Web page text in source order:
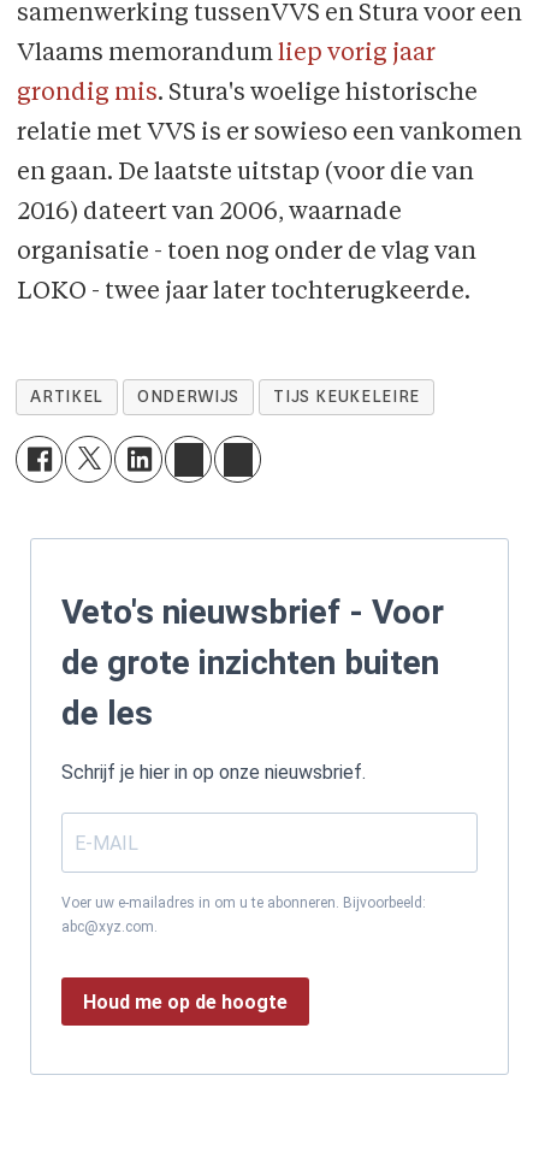
samenwerking tussenVVS en Stura voor een
Vlaams memorandum liep vorig jaar
grondig mis. Stura's woelige historische
relatie met VVS is er sowieso een vankomen
en gaan. De laatste uitstap (voor die van
2016) dateert van 2006, waarnade
organisatie - toen nog onder de vlag van
LOKO - twee jaar later tochterugkeerde.
ARTIKEL ONDERWIJS TIJS KEUKELEIRE
Veto's nieuwsbrief - Voor
de grote inzichten buiten
de les
Schrijf je hier in op onze nieuwsbrief.
Voer uw e-mailadres in om u te abonneren. Bijvoorbeeld:
abc@xyz.com.
Houd me op de hoogte